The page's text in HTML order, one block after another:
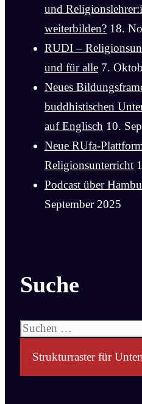
und
weiterbilden? 18.
RUDI –
und für alle 7.
Neues
buddhistischen
auf Englisch 10.
Neue RUfa-
Religionsunterricht
Podcast über
September 2025
Suche
Suchen
Strukturraster für